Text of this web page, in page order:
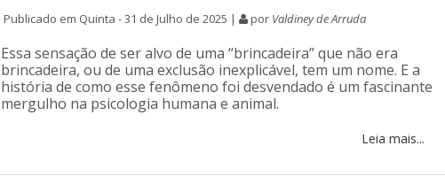
Publicado em Quinta - 31 de Julho de 2025 | por Valdiney de Arruda
Essa sensação de ser alvo de uma “brincadeira” que não era
brincadeira, ou de uma exclusão inexplicável, tem um nome. E a
história de como esse fenômeno foi desvendado é um fascinante
mergulho na psicologia humana e animal.
Leia mais...